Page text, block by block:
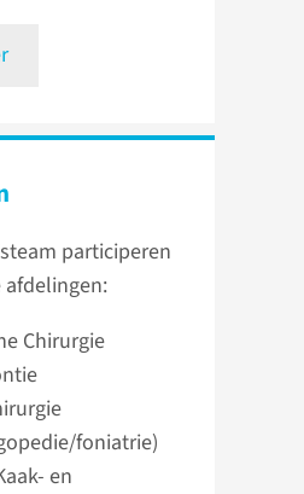
participeren
Chirurgie
foniatrie)
en